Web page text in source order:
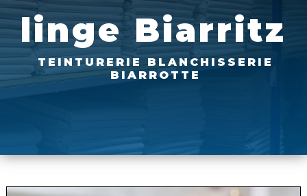
linge Biarritz
TEINTURERIE BLANCHISSERIE
BIARROTTE